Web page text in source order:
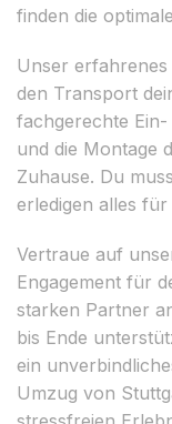
finden die
Unser
den Transport
fachgerechte
und die Montage
Zuhause. Du
erledigen alles für
Vertraue auf
Engagement für
starken Partner
bis Ende
ein
Umzug von